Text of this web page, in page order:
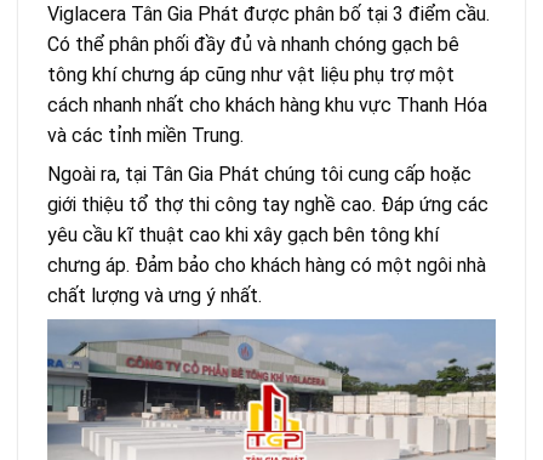
Viglacera Tân Gia Phát được phân bố tại 3 điểm cầu.
Có thể phân phối đầy đủ và nhanh chóng gạch bê
tông khí chưng áp cũng như vật liệu phụ trợ một
cách nhanh nhất cho khách hàng khu vực Thanh Hóa
và các tỉnh miền Trung.
Ngoài ra, tại Tân Gia Phát chúng tôi cung cấp hoặc
giới thiệu tổ thợ thi công tay nghề cao. Đáp ứng các
yêu cầu kĩ thuật cao khi xây gạch bên tông khí
chưng áp. Đảm bảo cho khách hàng có một ngôi nhà
chất lượng và ưng ý nhất.